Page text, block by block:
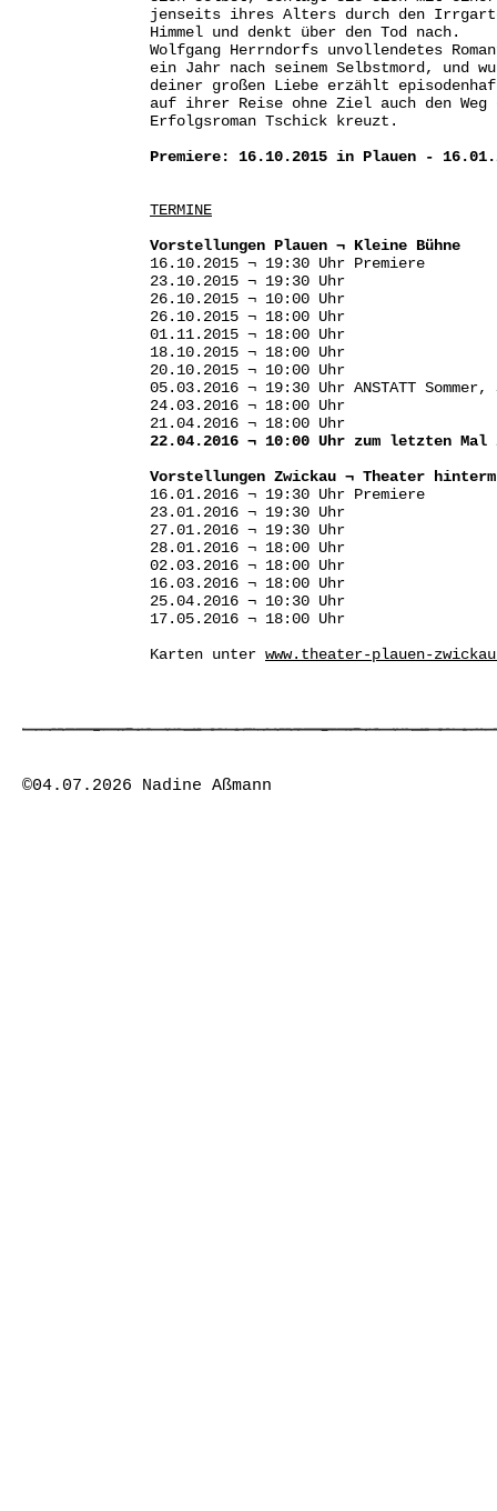
jenseits ihres Alters durch den
Himmel und denkt über den Tod nach.
Wolfgang Herrndorfs unvollendetes
ein Jahr nach seinem Selbstmord, und
deiner großen Liebe erzählt
auf ihrer Reise ohne Ziel auch den
Erfolgsroman Tschick kreuzt.
Premiere: 16.10.2015 in Plauen -
TERMINE
Vorstellungen Plauen ¬ Kleine Bühne
16.10.2015 ¬ 19:30 Uhr Premiere
23.10.2015 ¬ 19:30 Uhr
26.10.2015 ¬ 10:00 Uhr
26.10.2015 ¬ 18:00 Uhr
01.11.2015 ¬ 18:00 Uhr
18.10.2015 ¬ 18:00 Uhr
20.10.2015 ¬ 10:00 Uhr
05.03.2016 ¬ 19:30 Uhr ANSTATT
24.03.2016 ¬ 18:00 Uhr
21.04.2016 ¬ 18:00 Uhr
22.04.2016 ¬ 10:00 Uhr zum letzten
Vorstellungen Zwickau ¬ Theater hinterm
16.01.2016 ¬ 19:30 Uhr Premiere
23.01.2016 ¬ 19:30 Uhr
27.01.2016 ¬ 19:30 Uhr
28.01.2016 ¬ 18:00 Uhr
02.03.2016 ¬ 18:00 Uhr
16.03.2016 ¬ 18:00 Uhr
25.04.2016 ¬ 10:30 Uhr
17.05.2016 ¬ 18:00 Uhr
Karten unter www.theater-plauen-
©04.07.2026 Nadine Aßmann